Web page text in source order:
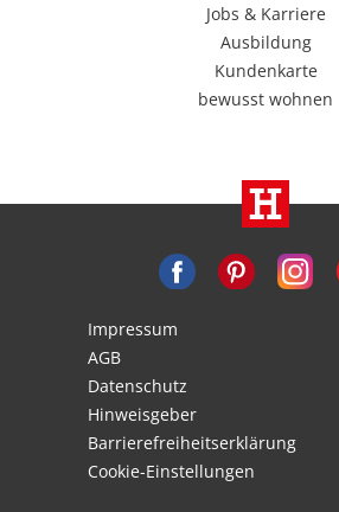
Jobs & Karriere
Ausbildung
Kundenkarte
bewusst wohnen
Impressum
AGB
Datenschutz
Hinweisgeber
Barrierefreiheitserklärung
Cookie-Einstellungen